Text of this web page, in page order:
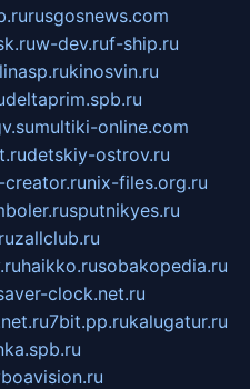
rusgosnews.com
w-dev.ruf-ship.ru
kinosvin.ru
deltaprim.spb.ru
multiki-online.com
detskiy-ostrov.ru
nix-files.org.ru
sputnikyes.ru
zallclub.ru
haikko.rusobakopedia.ru
clock.net.ru
7bit.pp.rukalugatur.ru